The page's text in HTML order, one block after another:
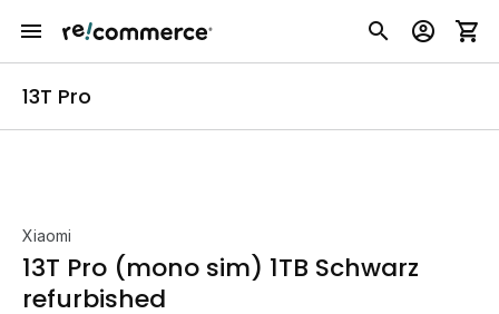
13T Pro
Xiaomi
13T Pro (mono sim) 1TB Schwarz
refurbished